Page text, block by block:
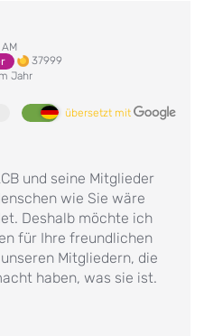
37999
Jahr
übersetzt mit
und seine Mitglieder
wie Sie wäre
Deshalb möchte ich
für Ihre freundlichen
Mitgliedern, die
haben, was sie ist.